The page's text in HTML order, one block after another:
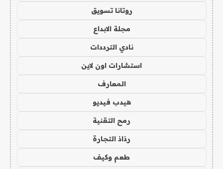
روتانا تسويق
مجلة الابداع
نادي الترددات
استشارات اون لاين
المعارف
هيدب فيديو
رمح التقنية
رذاذ التجارة
طعم وكيف